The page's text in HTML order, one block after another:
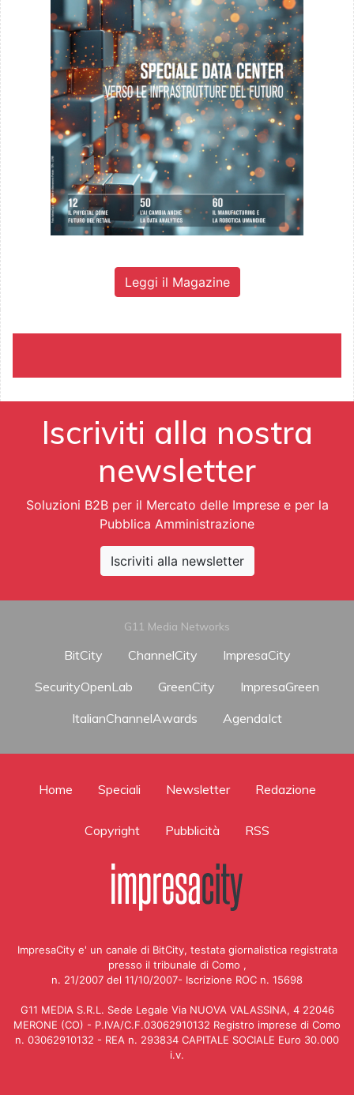
Leggi il Magazine
Iscriviti alla nostra
newsletter
Soluzioni B2B per il Mercato delle Imprese e per la
Pubblica Amministrazione
Iscriviti alla newsletter
G11 Media Networks
BitCity ChannelCity
ImpresaCity
SecurityOpenLab
GreenCity
ImpresaGreen
ItalianChannelAwards
AgendaIct
Home Speciali Newsletter Redazione
Copyright Pubblicità RSS
ImpresaCity e' un canale di BitCity, testata giornalistica registrata
presso il tribunale di Como ,
n. 21/2007 del 11/10/2007- Iscrizione ROC n. 15698
G11 MEDIA S.R.L. Sede Legale Via NUOVA VALASSINA, 4 22046
MERONE (CO) - P.IVA/C.F.03062910132 Registro imprese di Como
n. 03062910132 - REA n. 293834 CAPITALE SOCIALE Euro 30.000
i.v.